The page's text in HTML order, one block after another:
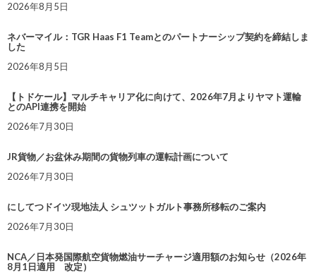
2026年8月5日
ネバーマイル：TGR Haas F1 Teamとのパートナーシップ契約を締結しま
した
2026年8月5日
【トドケール】マルチキャリア化に向けて、2026年7月よりヤマト運輸
とのAPI連携を開始
2026年7月30日
JR貨物／お盆休み期間の貨物列車の運転計画について
2026年7月30日
にしてつドイツ現地法人 シュツットガルト事務所移転のご案内
2026年7月30日
NCA／日本発国際航空貨物燃油サーチャージ適用額のお知らせ（2026年
8月1日適用 改定）